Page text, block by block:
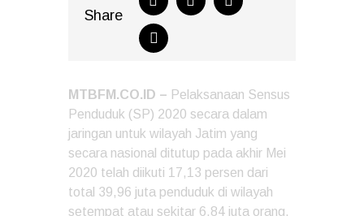
Share
MTBFM.CO.ID – Pelaksanaan Sensus
Penduduk (SP) 2020 secara dalam
jaringan untuk wilayah Jatim yang
secara nasional ditutup pada akhir Mei
2020 telah diikuti 17,13 persen dari
total 39,96 juta penduduk di wilayah
setempat atau sekitar 6,84 juta orang.